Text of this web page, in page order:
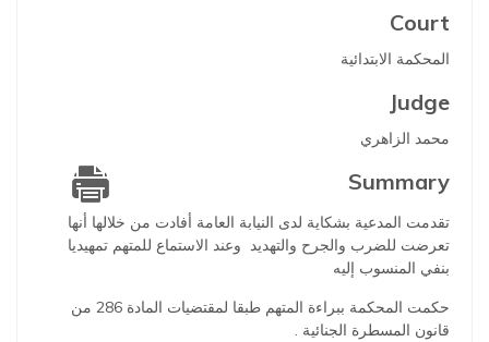
Court
المحكمة الابتدائية
Judge
محمد الزاهري
Summary
تقدمت المدعية بشكاية لدى النيابة العامة أفادت من خلالها أنها
تعرضت للضرب والجرح والتهديد وعند الاستماع للمتهم تمهيديا
بنفي المنسوب إليه
حكمت المحكمة ببراءة المتهم طبقا لمقتضيات المادة 286 من
قانون المسطرة الجنائية .